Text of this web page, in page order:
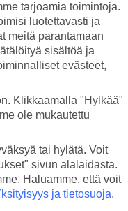
Vastaanota
tietoja
Tilaa
Seuraa meitä
tarjoamia toimintoja.
luotettavasti ja
meitä parantamaan
sisältöä ja
evästeet,
Klikkaamalla "Hylkää"
ole mukautettu
tai hylätä. Voit
sivun alalaidasta.
Haluamme, että voit
ja tietosuoja.